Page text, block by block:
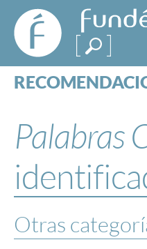
FundéuRAE
- Fundación
del Español
Urgente
ESPECIALES
NOTICIAS
FundéuRAE es una
Palabras
Otras